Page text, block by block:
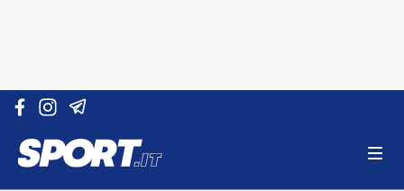
Vai al contenuto